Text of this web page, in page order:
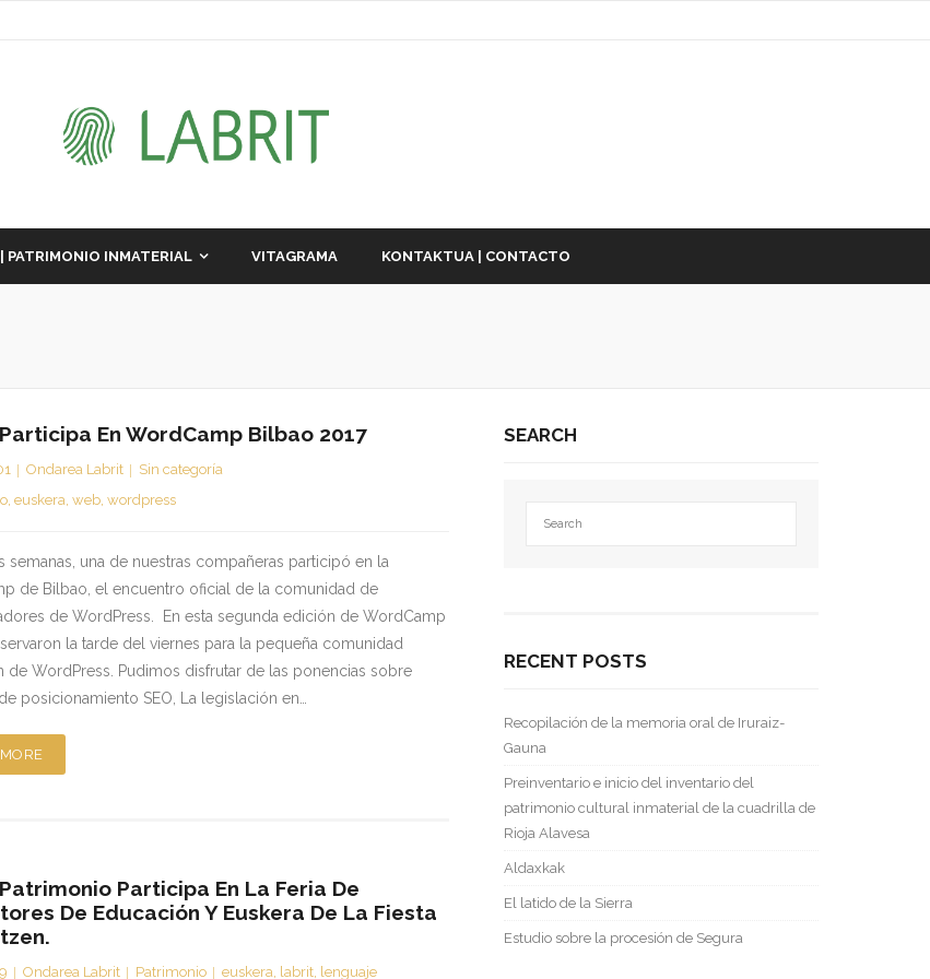
PATRIMONIO INMATERIAL VITAGRAMA KONTAKTUA | CONTACTO
En WordCamp Bilbao 2017
Ondarea Labrit
Sin categoría
,euskera,web,wordpress
semanas, una de nuestras compañeras participó en la
de Bilbao, el encuentro oficial de la comunidad de
de WordPress. En esta segunda edición de WordCamp
la tarde del viernes para la pequeña comunidad
de WordPress. Pudimos disfrutar de las ponencias sobre
posicionamiento SEO, La legislación en…
Participa En La Feria De
De Educación Y Euskera De La Fiesta
Ondarea Labrit Patrimonio euskera, labrit, lenguaje
SEARCH
RECENT POSTS
Recopilación de la memoria oral de Iruraiz-
Gauna
Preinventario e inicio del inventario del
patrimonio cultural inmaterial de la cuadrilla de
Rioja Alavesa
Aldaxkak
El latido de la Sierra
Estudio sobre la procesión de Segura